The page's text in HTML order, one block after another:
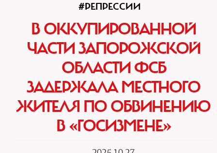
#РЕПРЕССИИ
В ОККУПИРОВАННОЙ
ЧАСТИ ЗАПОРОЖСКОЙ
ОБЛАСТИ ФСБ
ЗАДЕРЖАЛА МЕСТНОГО
ЖИТЕЛЯ ПО ОБВИНЕНИЮ
В «ГОСИЗМЕНЕ»